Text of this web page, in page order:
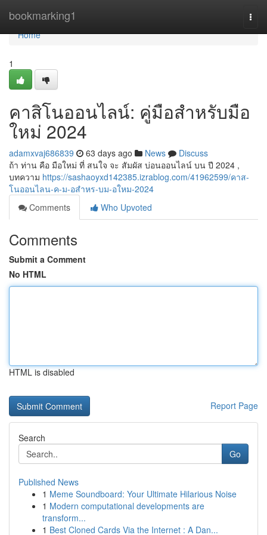
bookmarking1
Home
Home
1
คาสิโนออนไลน์: คู่มือสำหรับมือ
ใหม่ 2024
adamxvaj686839 63 days ago News
Discuss
ถ้า ท่าน คือ มือใหม่ ที่ สนใจ จะ สัมผัส บ่อนออนไลน์ บน ปี 2024 ,
บทความ https://sashaoyxd142385.izrablog.com/41962599/คาส-
โนออนไลน-ค-ม-อสำหร-บม-อใหม-2024
Comments
Who Upvoted
Comments
Submit a Comment
No HTML
HTML is disabled
Report Page
Search
Go
Published News
1 Meme Soundboard: Your Ultimate Hilarious Noise
1 Modern computational developments are
transform...
1 Best Cloned Cards Via the Internet : A Dan...